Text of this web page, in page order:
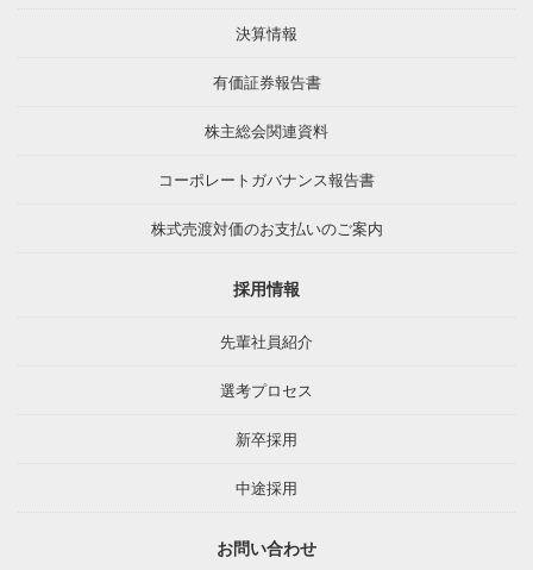
決算情報
有価証券報告書
株主総会関連資料
コーポレートガバナンス報告書
株式売渡対価のお支払いのご案内
採用情報
先輩社員紹介
選考プロセス
新卒採用
中途採用
お問い合わせ